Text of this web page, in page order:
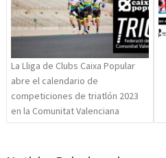
La Lliga de Clubs Caixa Popular
abre el calendario de
competiciones de triatlón 2023
en la Comunitat Valenciana